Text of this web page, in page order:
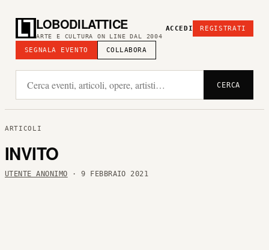
LOBODILATTICE
ARTE E CULTURA ON LINE DAL 2004
SEGNALA EVENTO COLLABORA
ACCEDI REGISTRATI
CERCA
ARTICOLI
INVITO
UTENTE ANONIMO · 9 FEBBRAIO 2021